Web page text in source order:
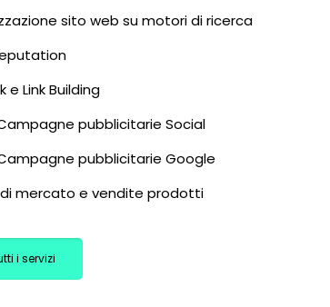
sito web su motori di ricerca
e Link Building
pubblicitarie Social
pubblicitarie Google
di mercato e vendite prodotti
i servizi